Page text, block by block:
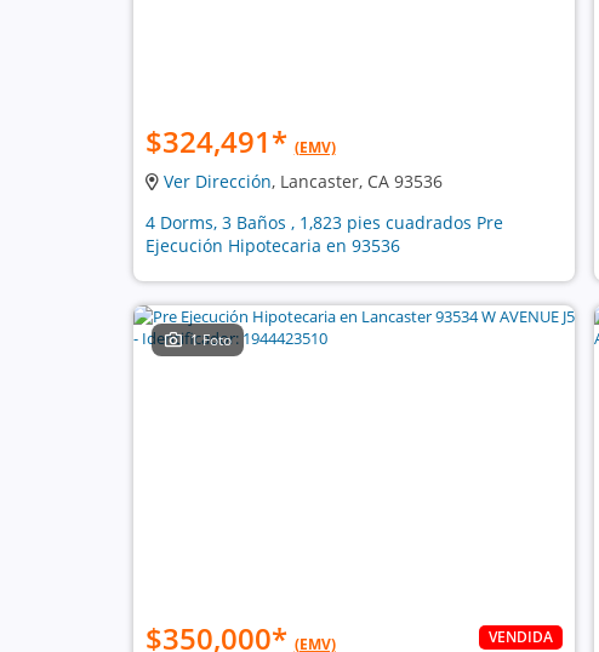
$324,491* (EMV)
Ver Dirección, Lancaster, CA 93536
4 Dorms, 3 Baños , 1,823 pies cuadrados Pre
Ejecución Hipotecaria en 93536
1 Foto
$350,000* (EMV) VENDIDA